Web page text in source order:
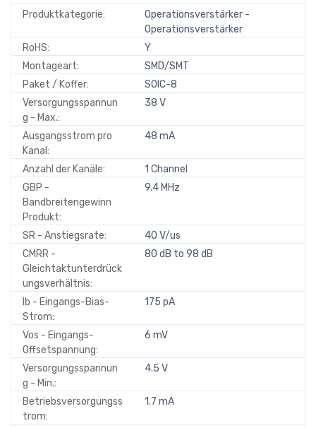
Produktkategorie:
Operationsverstärker -
Operationsverstärker
RoHS:
Y
Montageart:
SMD/SMT
Paket / Koffer:
SOIC-8
Versorgungsspannun
g - Max.:
38 V
Ausgangsstrom pro
Kanal:
48 mA
Anzahl der Kanäle:
1 Channel
GBP -
Bandbreitengewinn
Produkt:
9.4 MHz
SR - Anstiegsrate:
40 V/us
CMRR -
Gleichtaktunterdrück
ungsverhältnis:
80 dB to 98 dB
Ib - Eingangs-Bias-
Strom:
175 pA
Vos - Eingangs-
Offsetspannung:
6 mV
Versorgungsspannun
g - Min.:
4.5 V
Betriebsversorgungss
trom:
1.7 mA